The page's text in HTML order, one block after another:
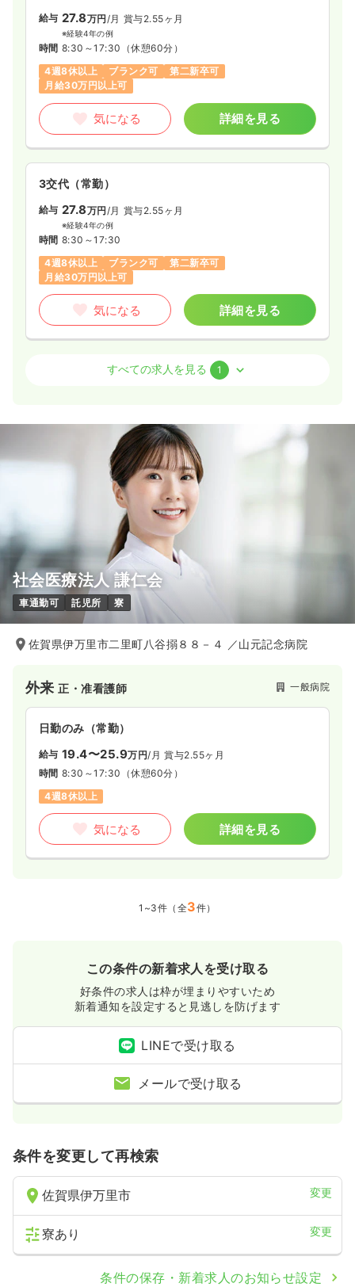
給与 27.8万円 /月 賞与2.55ヶ月
※経験4年の例
時間 8:30～17:30 （休憩60分）
4週8休以上
ブランク可
第二新卒可
月給30万円以上可
気になる 詳細を見る
3交代（常勤）
給与 27.8万円 /月 賞与2.55ヶ月
※経験4年の例
時間 8:30～17:30
4週8休以上
ブランク可
第二新卒可
月給30万円以上可
気になる 詳細を見る
24.9〜28.3万円/月 賞与2.5ヶ月
時間
8:00～17:00
月給28万円以上可
気になる
すべての求人を見る 1
社会医療法人 謙仁会
車通勤可 託児所 寮
佐賀県伊万里市二里町八谷搦８８－４ ／山元記念病院
外来正・准看護師 一般病院
日勤のみ（常勤）
給与 19.4〜25.9万円/月 賞与2.55ヶ月
時間 8:30～17:30 （休憩60分）
4週8休以上
気になる 詳細を見る
1~3件（全3件）
この条件の新着求人を受け取る
好条件の求人は枠が埋まりやすいため
新着通知を設定すると見逃しを防げます
LINEで受け取る
メールで受け取る
条件を変更して再検索
佐賀県伊万里市 変更
寮あり 変更
条件の保存・新着求人のお知らせ設定